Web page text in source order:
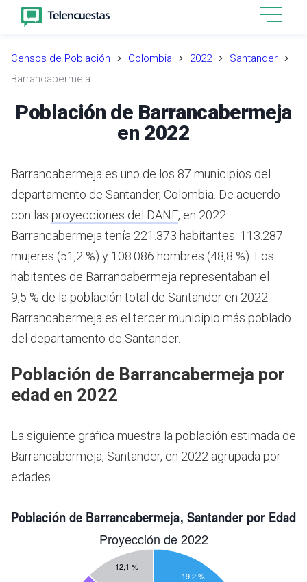
Censos de Población Colombia 2022
Santander
Barrancabermeja
Población de Barrancabermeja
en 2022
Barrancabermeja es uno de los 87 municipios del
departamento de Santander, Colombia. De acuerdo
con las proyecciones del DANE, en 2022
Barrancabermeja tenía 221.373 habitantes: 113.287
mujeres (51,2 %) y 108.086 hombres (48,8 %). Los
habitantes de Barrancabermeja representaban el
9,5 % de la población total de Santander en 2022.
Barrancabermeja es el tercer municipio más poblado
del departamento de Santander.
Población de Barrancabermeja por
edad en 2022
La siguiente gráfica muestra la población estimada de
Barrancabermeja, Santander, en 2022 agrupada por
edades.